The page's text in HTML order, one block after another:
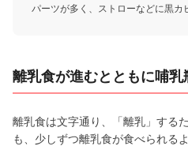
パーツが多く、ストローなどに黒カ
離乳食が進むとともに哺乳
離乳食は文字通り、「離乳」する
も、少しずつ離乳食が食べられる